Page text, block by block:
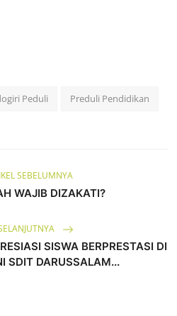
Peduli Preduli Pendidikan
SEBELUMNYA
WAJIB DIZAKATI?
SISWA BERPRESTASI DI
SDIT DARUSSALAM...